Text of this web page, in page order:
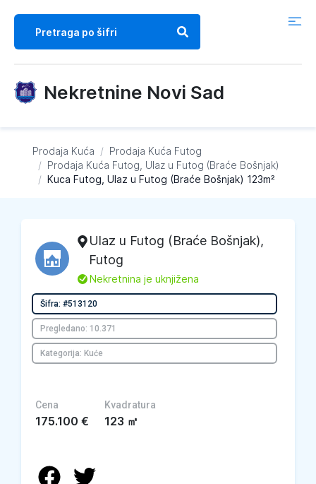
Nekretnine Novi Sad
Prodaja Kuća / Prodaja Kuća Futog
/ Prodaja Kuća Futog, Ulaz u Futog (Braće Bošnjak)
/ Kuca Futog, Ulaz u Futog (Braće Bošnjak) 123m²
Ulaz u Futog (Braće Bošnjak),
Futog
L Nekretnina je uknjižena
Šifra: #513120
Pregledano: 10.371
Kategorija: Kuće
Cena
175.100 €
Kvadratura
123 ㎡